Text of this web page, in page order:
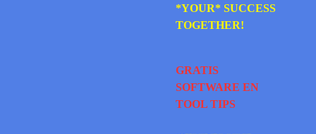
*YOUR* SUCCESS
TOGETHER!
GRATIS
SOFTWARE EN
TOOL TIPS